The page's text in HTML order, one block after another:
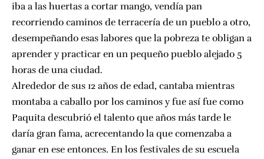
iba a las huertas a cortar mango, vendía pan
recorriendo caminos de terracería de un pueblo a otro,
desempeñando esas labores que la pobreza te obligan a
aprender y practicar en un pequeño pueblo alejado 5
horas de una ciudad.
Alrededor de sus 12 años de edad, cantaba mientras
montaba a caballo por los caminos y fue así fue como
Paquita descubrió el talento que años más tarde le
daría gran fama, acrecentando la que comenzaba a
ganar en ese entonces. En los festivales de su escuela